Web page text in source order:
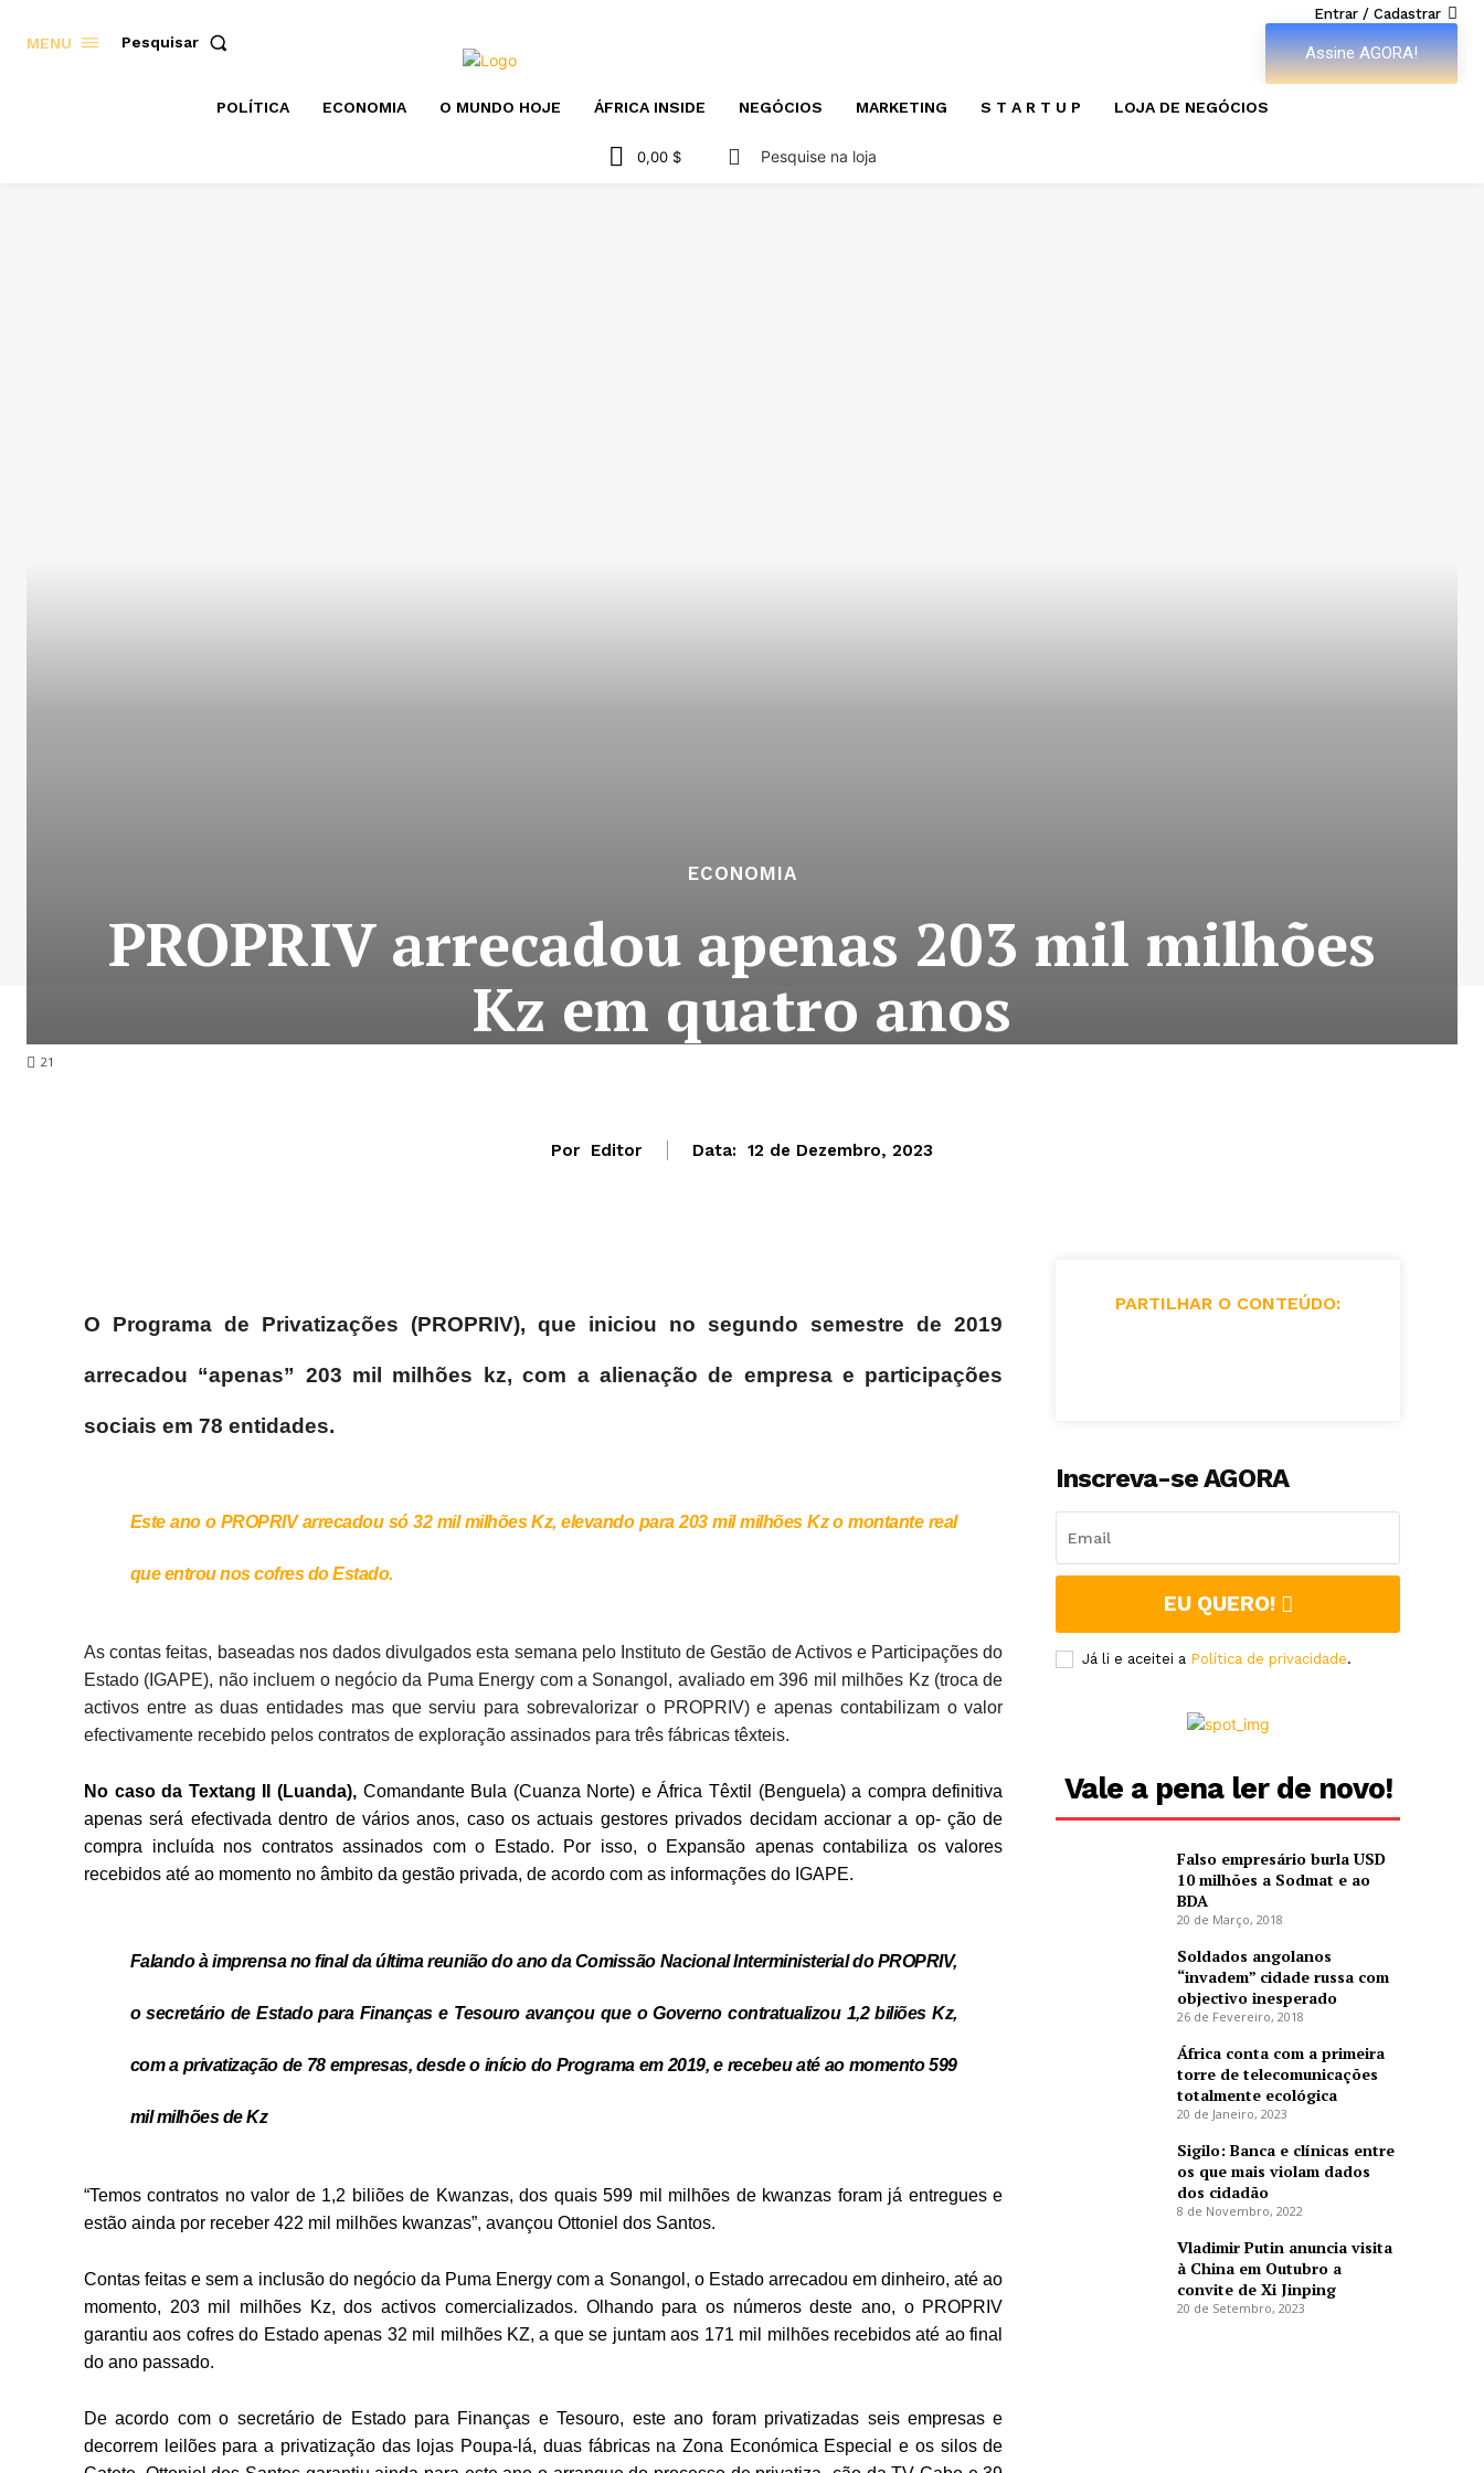
MENU Pesquisar
Entrar / Cadastrar
Assine AGORA!
POLÍTICA ECONOMIA O MUNDO HOJE ÁFRICA INSIDE NEGÓCIOS MARKETING S T A R T U P LOJA DE NEGÓCIOS
0,00 $ Pesquise na loja
21
ECONOMIA
PROPRIV arrecadou apenas 203 mil milhões
Kz em quatro anos
Por Editor Data: 12 de Dezembro, 2023
O Programa de Privatizações (PROPRIV), que iniciou no segundo semestre de 2019
arrecadou “apenas” 203 mil milhões kz, com a alienação de empresa e participações
sociais em 78 entidades.
Este ano o PROPRIV arrecadou só 32 mil milhões Kz, elevando para 203 mil milhões Kz o montante real
que entrou nos cofres do Estado.
As contas feitas, baseadas nos dados divulgados esta semana pelo Instituto de Gestão de Activos e Participações do
Estado (IGAPE), não incluem o negócio da Puma Energy com a Sonangol, avaliado em 396 mil milhões Kz (troca de
activos entre as duas entidades mas que serviu para sobrevalorizar o PROPRIV) e apenas contabilizam o valor
efectivamente recebido pelos contratos de exploração assinados para três fábricas têxteis.
No caso da Textang II (Luanda),Comandante Bula (Cuanza Norte) e África Têxtil (Benguela) a compra definitiva
apenas será efectivada dentro de vários anos, caso os actuais gestores privados decidam accionar a op- ção de
compra incluída nos contratos assinados com o Estado. Por isso, o Expansão apenas contabiliza os valores
recebidos até ao momento no âmbito da gestão privada, de acordo com as informações do IGAPE.
Falando à imprensa no final da última reunião do ano da Comissão Nacional Interministerial do PROPRIV,
o secretário de Estado para Finanças e Tesouro avançou que o Governo contratualizou 1,2 biliões Kz,
com a privatização de 78 empresas, desde o início do Programa em 2019, e recebeu até ao momento 599
mil milhões de Kz
“Temos contratos no valor de 1,2 biliões de Kwanzas, dos quais 599 mil milhões de kwanzas foram já entregues e
estão ainda por receber 422 mil milhões kwanzas”, avançou Ottoniel dos Santos.
Contas feitas e sem a inclusão do negócio da Puma Energy com a Sonangol, o Estado arrecadou em dinheiro, até ao
momento, 203 mil milhões Kz, dos activos comercializados. Olhando para os números deste ano, o PROPRIV
garantiu aos cofres do Estado apenas 32 mil milhões KZ, a que se juntam aos 171 mil milhões recebidos até ao final
do ano passado.
De acordo com o secretário de Estado para Finanças e Tesouro, este ano foram privatizadas seis empresas e
decorrem leilões para a privatização das lojas Poupa-lá, duas fábricas na Zona Económica Especial e os silos de
PARTILHAR O CONTEÚDO:
Inscreva-se AGORA
EU QUERO!
Já li e aceitei a Política de privacidade.
Vale a pena ler de novo!
Falso empresário burla USD
10 milhões a Sodmat e ao
BDA
20 de Março, 2018
Soldados angolanos
“invadem” cidade russa com
objectivo inesperado
26 de Fevereiro, 2018
África conta com a primeira
torre de telecomunicações
totalmente ecológica
20 de Janeiro, 2023
Sigilo: Banca e clínicas entre
os que mais violam dados
dos cidadão
8 de Novembro, 2022
Vladimir Putin anuncia visita
à China em Outubro a
convite de Xi Jinping
20 de Setembro, 2023